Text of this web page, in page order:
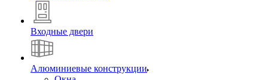
Входные двери
Алюминиевые конструкции